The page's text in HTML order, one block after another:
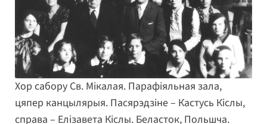
Хор сабору Св. Мікалая. Парафіяльная зала,
цяпер канцылярыя. Пасярэдзіне – Кастусь Кіслы,
справа – Елізавета Кіслы. Беласток, Польшча.